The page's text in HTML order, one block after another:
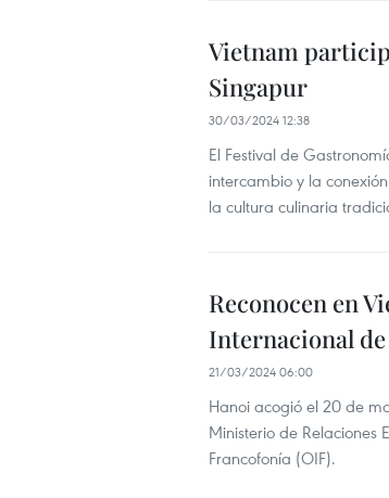
Vietnam
Singapur
30/03/2024 12:38
El Festival de
intercambio y la
la cultura culinaria
Reconocen en
Internacional
21/03/2024 06:00
Hanoi acogió el 20 de
Ministerio de Relaciones
Francofonía (OIF).